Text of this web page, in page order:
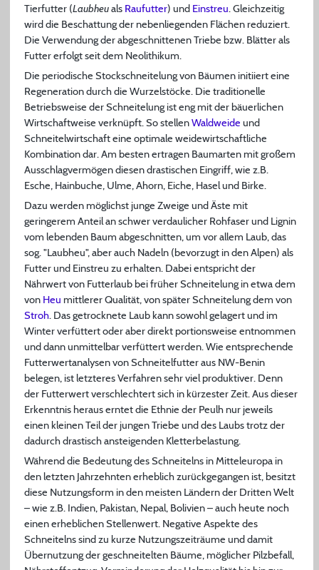
Tierfutter (Laubheuals Raufutter) und Einstreu. Gleichzeitig
wird die Beschattung der nebenliegenden Flächen reduziert.
Die Verwendung der abgeschnittenen Triebe bzw. Blätter als
Futter erfolgt seit dem Neolithikum.
Die periodische Stockschneitelung von Bäumen initiiert eine
Regeneration durch die Wurzelstöcke. Die traditionelle
Betriebsweise der Schneitelung ist eng mit der bäuerlichen
Wirtschaftweise verknüpft. So stellenWaldweide und
Schneitelwirtschaft eine optimale weidewirtschaftliche
Kombination dar. Am besten ertragen Baumarten mit großem
Ausschlagvermögen diesen drastischen Eingriff, wie z.B.
Esche, Hainbuche, Ulme, Ahorn, Eiche, Hasel und Birke.
Dazu werden möglichst junge Zweige und Äste mit
geringerem Anteil an schwer verdaulicher Rohfaser und Lignin
vom lebenden Baum abgeschnitten, um vor allem Laub, das
sog. "Laubheu", aber auch Nadeln (bevorzugt in den Alpen) als
Futter und Einstreu zu erhalten. Dabei entspricht der
Nährwert von Futterlaub bei früher Schneitelung in etwa dem
von Heu mittlerer Qualität, von später Schneitelung dem von
Stroh. Das getrocknete Laub kann sowohl gelagert und im
Winter verfüttert oder aber direkt portionsweise entnommen
und dann unmittelbar verfüttert werden. Wie entsprechende
Futterwertanalysen von Schneitelfutter aus NW-Benin
belegen, ist letzteres Verfahren sehr viel produktiver. Denn
der Futterwert verschlechtert sich in kürzester Zeit. Aus dieser
Erkenntnis heraus erntet die Ethnie der Peulh nur jeweils
einen kleinen Teil der jungen Triebe und des Laubs trotz der
dadurch drastisch ansteigenden Kletterbelastung.
Während die Bedeutung des Schneitelns in Mitteleuropa in
den letzten Jahrzehnten erheblich zurückgegangen ist, besitzt
diese Nutzungsform in den meisten Ländern der Dritten Welt
– wie z.B. Indien, Pakistan, Nepal, Bolivien – auch heute noch
einen erheblichen Stellenwert. Negative Aspekte des
Schneitelns sind zu kurze Nutzungszeiträume und damit
Übernutzung der geschneitelten Bäume, möglicher Pilzbefall,